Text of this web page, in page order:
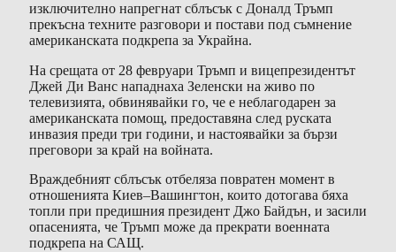
изключително напрегнат сблъсък с Доналд Тръмп
прекъсна техните разговори и постави под съмнение
американската подкрепа за Украйна.
На срещата от 28 февруари Тръмп и вицепрезидентът
Джей Ди Ванс нападнаха Зеленски на живо по
телевизията, обвинявайки го, че е неблагодарен за
американската помощ, предоставяна след руската
инвазия преди три години, и настоявайки за бързи
преговори за край на войната.
Враждебният сблъсък отбеляза повратен момент в
отношенията Киев–Вашингтон, които дотогава бяха
топли при предишния президент Джо Байдън, и засили
опасенията, че Тръмп може да прекрати военната
подкрепа на САЩ.